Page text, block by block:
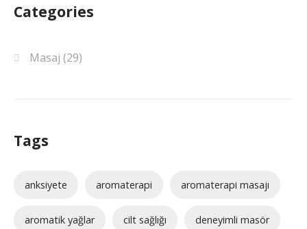
Categories
Masaj (29)
Tags
anksiyete aromaterapi aromaterapi masajı
aromatik yağlar cilt sağlığı deneyimli masör